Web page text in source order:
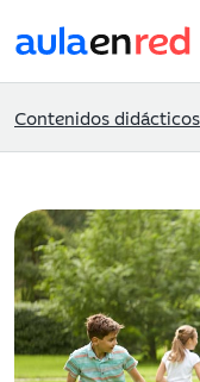
Contenidos didácticos